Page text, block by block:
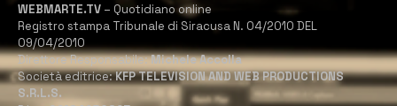
WEBMARTE.TV – Quotidiano online
Registro stampa Tribunale di Siracusa N. 04/2010 DEL
09/04/2010
Direttore Responsabile:Michele Accolla
Società editrice:KFP TELEVISION AND WEB PRODUCTIONS
S.R.L.S.